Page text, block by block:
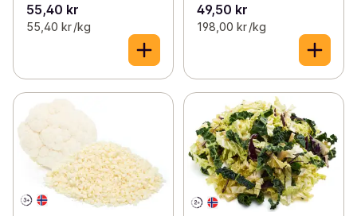
55,40 kr
55,40 kr /kg
49,50 kr
198,00 kr /kg